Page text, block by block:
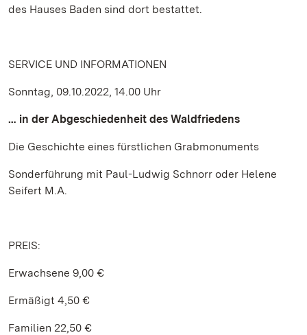
des Hauses Baden sind dort bestattet.
SERVICE UND INFORMATIONEN
Sonntag, 09.10.2022, 14.00 Uhr
… in der Abgeschiedenheit des Waldfriedens
Die Geschichte eines fürstlichen Grabmonuments
Sonderführung mit Paul-Ludwig Schnorr oder Helene
Seifert M.A.
PREIS:
Erwachsene 9,00 €
Ermäßigt 4,50 €
Familien 22,50 €